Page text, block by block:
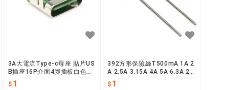
3A大電流Type-c母座 貼片US
B插座16P介面4腳插板白色橙
色藍色綠色
1
392方形保險絲T500mA 1A 2
A 2.5A 3.15A 4A 5A 6.3A 25
0V電源保險
1